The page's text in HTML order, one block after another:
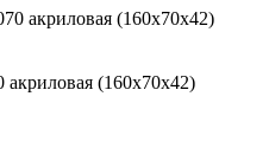
(160х70х42)